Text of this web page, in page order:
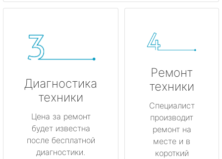
Диагностика
техники
Цена за ремонт
будет известна
после бесплатной
диагностики.
Ремонт
техники
Специалист
производит
ремонт на
месте и в
короткий